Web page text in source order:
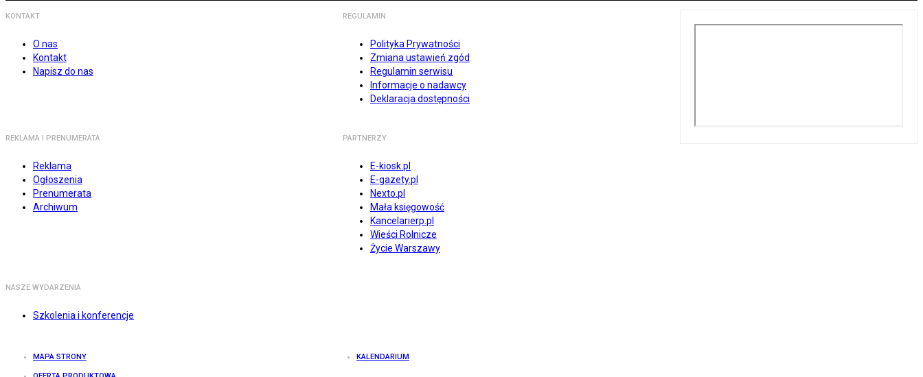
KONTAKT
O nas
Kontakt
Napisz do nas
REGULAMIN
Polityka Prywatności
Zmiana ustawień zgód
Regulamin serwisu
Informacje o nadawcy
Deklaracja dostępności
REKLAMA I PRENUMERATA
Reklama
Ogłoszenia
Prenumerata
Archiwum
PARTNERZY
E-kiosk.pl
E-gazety.pl
Nexto.pl
Mała księgowość
Kancelarierp.pl
Wieści Rolnicze
Życie Warszawy
NASZE WYDARZENIA
Szkolenia i konferencje
MAPA STRONY KALENDARIUM